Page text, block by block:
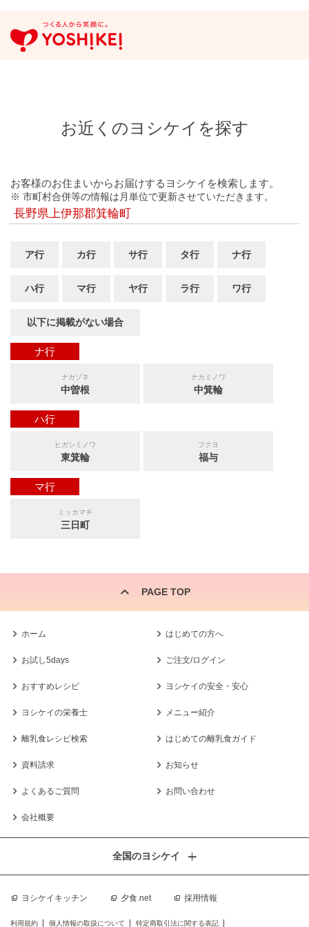
お近くのヨシケイを探す
お客様のお住まいからお届けするヨシケイを検索します。
※ 市町村合併等の情報は月単位で更新させていただきます。
長野県上伊那郡箕輪町
ア行 カ行 サ行 タ行 ナ行
ハ行 マ行 ヤ行 ラ行 ワ行
以下に掲載がない場合
ナ行
ナカゾネ
中曽根
ナカミノワ
中箕輪
ハ行
ヒガシミノワ
東箕輪
フクヨ
福与
マ行
ミッカマチ
三日町
PAGE TOP
ホーム はじめての方へ
お試し5days ご注文/ログイン
おすすめレシピ ヨシケイの安全・安心
ヨシケイの栄養士 メニュー紹介
離乳食レシピ検索 はじめての離乳食ガイド
資料請求 お知らせ
よくあるご質問 お問い合わせ
会社概要
ヨシケイキッチン 夕食.net 採用情報
全国のヨシケイ
利用規約 個人情報の取扱について 特定商取引法に関する表記